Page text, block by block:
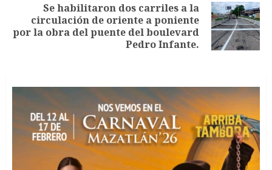
Siguiente
entrada:
Se habilitaron dos carriles a la
circulación de oriente a poniente
por la obra del puente del boulevard
Pedro Infante.